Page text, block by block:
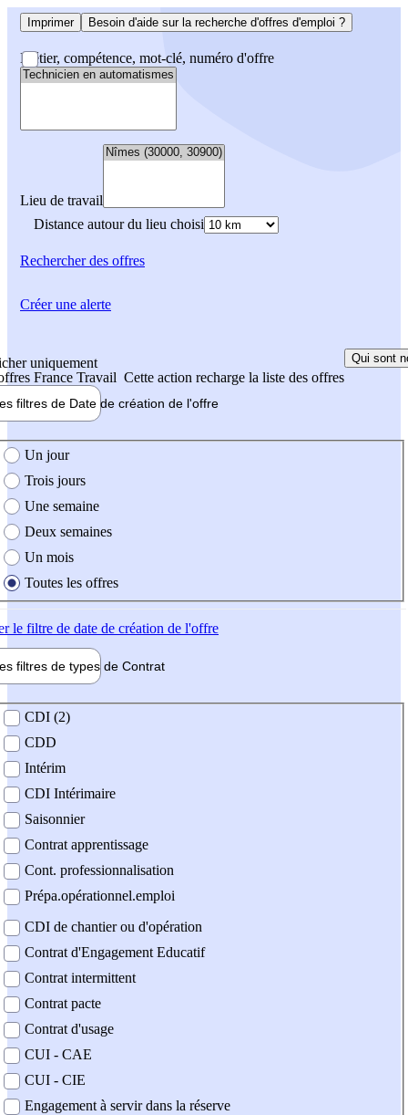
Imprimer Besoin d'aide sur la recherche d'offres d'emploi ?
Métier, compétence, mot-clé, numéro d'offre
Lieu de travail
Distance autour du lieu choisi
Rechercherdes offres
uniquement
France Travail Cette action recharge la liste des offres
Qui sont
filtres de Date de création de l'offre
création de l'offre
Un jour
Trois jours
Une semaine
Deux semaines
Un mois
Toutes les offres
le filtre de date de création de l'offre
filtres de types de Contrat
contrat
CDI (2)
CDD
Intérim
CDI Intérimaire
Saisonnier
Contrat apprentissage
Cont. professionnalisation
Prépa.opérationnel.emploi
CDI de chantier ou d'opération
Contrat d'Engagement Educatif
Contrat intermittent
Contrat pacte
Contrat d'usage
CUI - CAE
CUI - CIE
Engagement à servir dans la réserve
Créer une alerte